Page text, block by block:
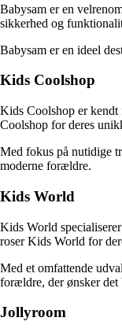
Babysam er en
sikkerhed og
Babysam er en ideel
Kids Coolshop
Kids Coolshop er
Coolshop for deres
Med fokus på nutidige
moderne forældre.
Kids World
Kids World
roser Kids World for
Med et omfattende
forældre, der ønsker det
Jollyroom